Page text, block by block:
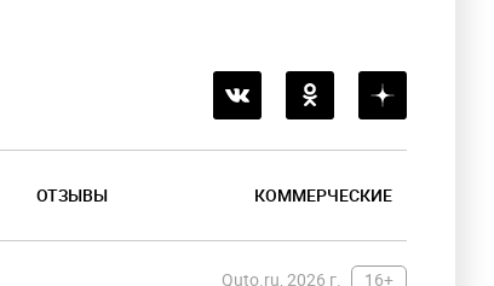
ОТЗЫВЫ КОММЕРЧЕСКИЕ
Quto.ru, 2026 г.
16+